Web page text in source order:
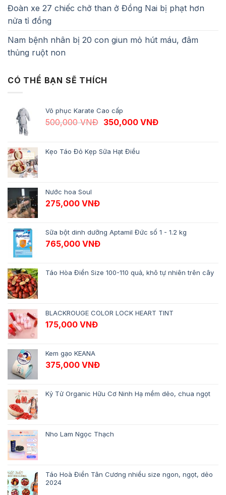
Đoàn xe 27 chiếc chở than ở Đồng Nai bị phạt hơn
nửa tỉ đồng
Nam bệnh nhân bị 20 con giun mỏ hút máu, đâm
thủng ruột non
CÓ THỂ BẠN SẼ THÍCH
Võ phục Karate Cao cấp
500,000VNĐ Giá gốc là: 500,000 VNĐ.
350,000 VNĐGiá hiện tại là:
Kẹo Táo Đỏ Kẹp Sữa Hạt Điều
Nước hoa Soul
275,000 VNĐ
Sữa bột dinh dưỡng Aptamil Đức số 1 - 1.2 kg
765,000 VNĐ
Táo Hòa Điền Size 100-110 quả, khô tự nhiên trên cây
BLACKROUGE COLOR LOCK HEART TINT
175,000 VNĐ
Kem gạo KEANA
375,000 VNĐ
Kỷ Tử Organic Hữu Cơ Ninh Hạ mềm dẻo, chua ngọt
Nho Lam Ngọc Thạch
Táo Hoà Điền Tân Cương nhiều size ngon, ngọt, dẻo
2024